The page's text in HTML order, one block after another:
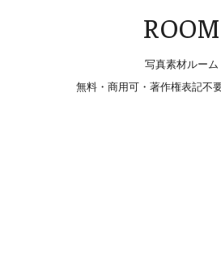
ROOM
写真素材ルーム
無料・商用可・著作権表記不